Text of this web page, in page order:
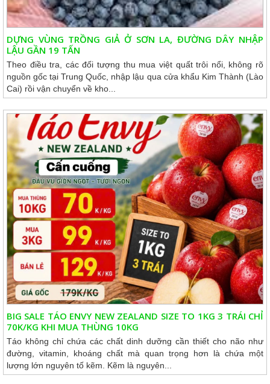
DỰNG VÙNG TRỒNG GIẢ Ở SƠN LA, ĐƯỜNG DÂY NHẬP
LẬU GẦN 19 TẤN
Theo điều tra, các đối tượng thu mua việt quất trôi nổi, không rõ
nguồn gốc tại Trung Quốc, nhập lậu qua cửa khẩu Kim Thành (Lào
Cai) rồi vận chuyển về kho...
BIG SALE TÁO ENVY NEW ZEALAND SIZE TO 1KG 3 TRÁI CHỈ
70K/KG KHI MUA THÙNG 10KG
Táo không chỉ chứa các chất dinh dưỡng cần thiết cho não như
đường, vitamin, khoáng chất mà quan trọng hơn là chứa một
lượng lớn nguyên tố kẽm. Kẽm là nguyên...